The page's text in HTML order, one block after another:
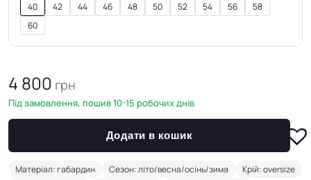
40 42 44 46 48 50 52 54 56
58
60
4 800 грн
Під замовлення, пошив 10-15 робочих днів
Додати в кошик
Матеріал: габардин Сезон: літо/весна/осінь/зима
Крій: oversize